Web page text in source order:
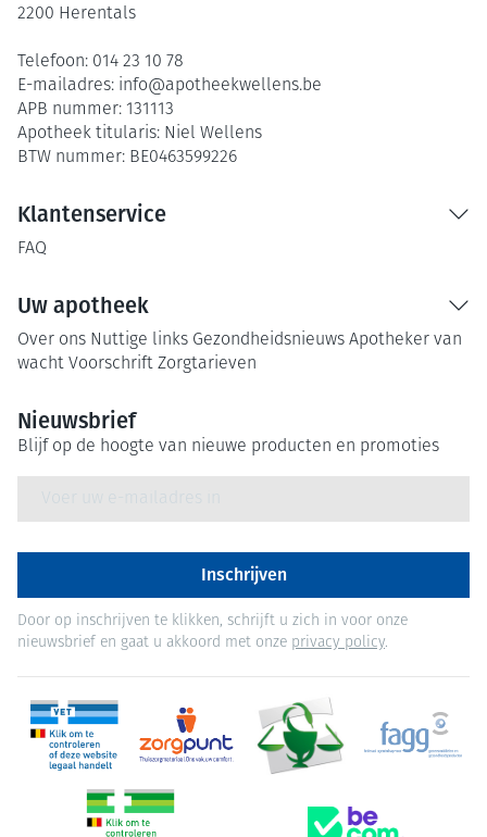
2200 Herentals
Telefoon: 014 23 10 78
E-mailadres: info@apotheekwellens.be
APB nummer: 131113
Apotheek titularis: Niel Wellens
BTW nummer: BE0463599226
Klantenservice
FAQ
Uw apotheek
Over ons Nuttige links Gezondheidsnieuws Apotheker van
wacht Voorschrift Zorgtarieven
Nieuwsbrief
Blijf op de hoogte van nieuwe producten en promoties
Inschrijven
Door op inschrijven te klikken, schrijft u zich in voor onze
nieuwsbrief en gaat u akkoord met onze privacy policy.